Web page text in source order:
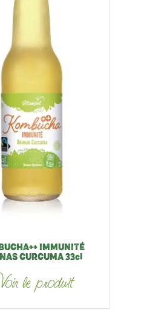
IMMUNITÉ
CURCUMA 33cl
le produit